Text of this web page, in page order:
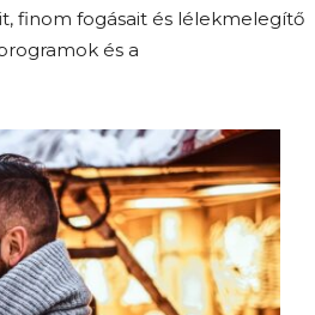
finom fogásait és lélekmelegítő
és a